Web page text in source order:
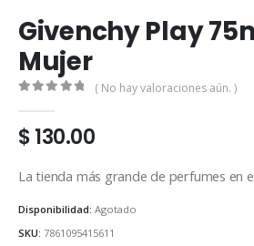
Givenchy Play
Mujer
( No hay valoraciones aún. )
$130.00
La tienda más grande de perfumes en
Disponibilidad: Agotado
SKU: 7861095415611